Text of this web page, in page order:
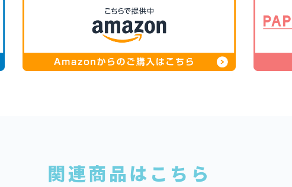
関連商品はこちら